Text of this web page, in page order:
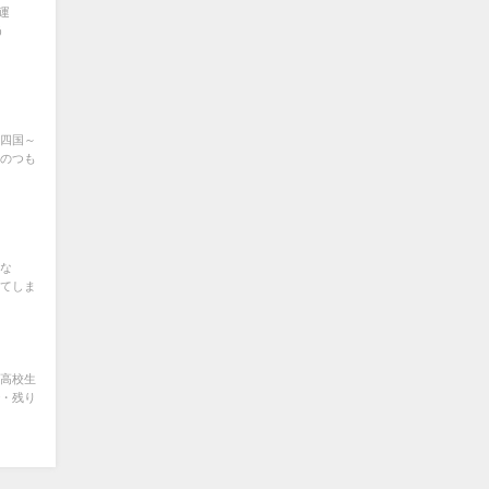
国～
つも
しま
校生
残り